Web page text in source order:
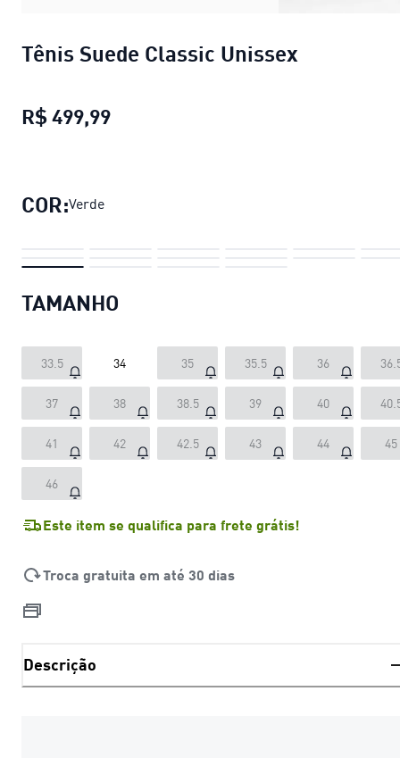
Tênis Suede Classic Unissex
R$ 499,99
COR:Verde
TAMANHO
33.5 34 35 35.5 36
37 38 38.5 39 40
41 42 42.5 43 44 45
46
Este item se qualifica para frete grátis!
Troca gratuita em até 30 dias
Descrição